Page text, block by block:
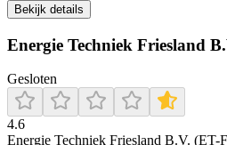
Bekijk details
Energie Techniek Friesland
Gesloten
4.6
Energie Techniek Friesland B.V. (ET-